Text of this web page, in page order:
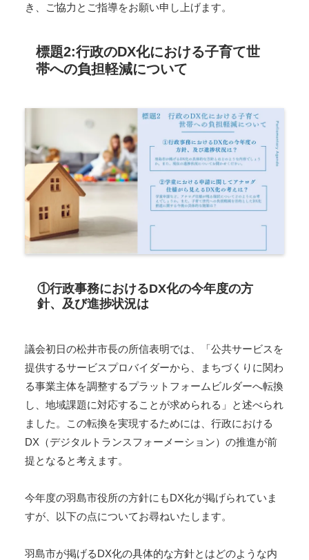
き、ご協力とご指導をお願い申し上げます。
標題2:行政のDX化における子育て世
帯への負担軽減について
①行政事務におけるDX化の今年度の方
針、及び進捗状況は
議会初日の松井市長の所信表明では、「公共サービスを
提供するサービスプロバイダーから、まちづくりに関わ
る事業主体を調整するプラットフォームビルダーへ転換
し、地域課題に対応することが求められる」と述べられ
ました。この転換を実現するためには、行政における
DX（デジタルトランスフォーメーション）の推進が前
提となると考えます。
今年度の羽島市役所の方針にもDX化が掲げられていま
すが、以下の点についてお尋ねいたします。
羽島市が掲げるDX化の具体的な方針とはどのような内